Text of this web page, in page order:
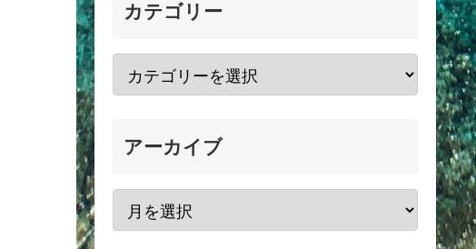
カテゴリー
アーカイブ